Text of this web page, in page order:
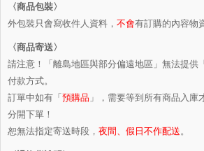
〈商品包裝〉
外包裝只會寫收件人資料， 不會有訂購的內容物
〈商品寄送〉
請注意！「離島地區與部分偏遠地區」無法提供
付款方式。
訂單中如有「 預購品 」，需要等到所有商品入庫
分開下單！
恕無法指定寄送時段， 夜間、假日不作配送 。